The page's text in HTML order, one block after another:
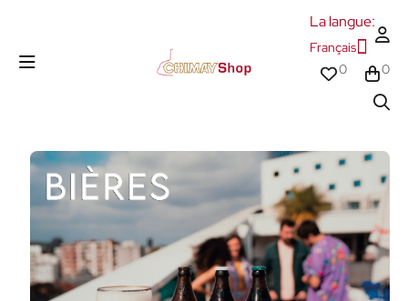
La langue:
Français
0
0